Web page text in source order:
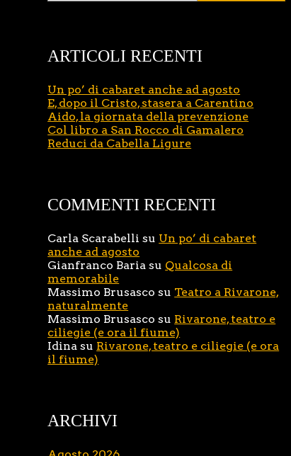
ARTICOLI RECENTI
Un po’ di cabaret anche ad agosto
E, dopo il Cristo, stasera a Carentino
Aido, la giornata della prevenzione
Col libro a San Rocco di Gamalero
Reduci da Cabella Ligure
COMMENTI RECENTI
Carla Scarabelli su Un po’ di cabaret
anche ad agosto
Gianfranco Baria su Qualcosa di
memorabile
Massimo Brusasco su Teatro a Rivarone,
naturalmente
Massimo Brusasco su Rivarone, teatro e
ciliegie (e ora il fiume)
Idina su Rivarone, teatro e ciliegie (e ora
il fiume)
ARCHIVI